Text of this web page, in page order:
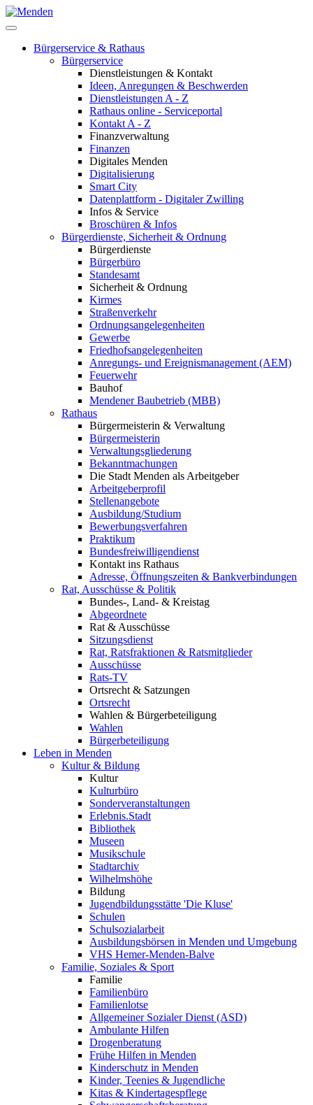
Bürgerservice & Rathaus
Bürgerservice
Dienstleistungen & Kontakt
Ideen, Anregungen & Beschwerden
Dienstleistungen A - Z
Rathaus online - Serviceportal
Kontakt A - Z
Finanzverwaltung
Finanzen
Digitales Menden
Digitalisierung
Smart City
Datenplattform - Digitaler Zwilling
Infos & Service
Broschüren & Infos
Bürgerdienste, Sicherheit & Ordnung
Bürgerdienste
Bürgerbüro
Standesamt
Sicherheit & Ordnung
Kirmes
Straßenverkehr
Ordnungsangelegenheiten
Gewerbe
Friedhofsangelegenheiten
Anregungs- und Ereignismanagement (AEM)
Feuerwehr
Bauhof
Mendener Baubetrieb (MBB)
Rathaus
Bürgermeisterin & Verwaltung
Bürgermeisterin
Verwaltungsgliederung
Bekanntmachungen
Die Stadt Menden als Arbeitgeber
Arbeitgeberprofil
Stellenangebote
Ausbildung/Studium
Bewerbungsverfahren
Praktikum
Bundesfreiwilligendienst
Kontakt ins Rathaus
Adresse, Öffnungszeiten & Bankverbindungen
Rat, Ausschüsse & Politik
Bundes-, Land- & Kreistag
Abgeordnete
Rat & Ausschüsse
Sitzungsdienst
Rat, Ratsfraktionen & Ratsmitglieder
Ausschüsse
Rats-TV
Ortsrecht & Satzungen
Ortsrecht
Wahlen & Bürgerbeteiligung
Wahlen
Bürgerbeteiligung
Leben in Menden
Kultur & Bildung
Kultur
Kulturbüro
Sonderveranstaltungen
Erlebnis.Stadt
Bibliothek
Museen
Musikschule
Stadtarchiv
Wilhelmshöhe
Bildung
Jugendbildungsstätte 'Die Kluse'
Schulen
Schulsozialarbeit
Ausbildungsbörsen in Menden und Umgebung
VHS Hemer-Menden-Balve
Familie, Soziales & Sport
Familie
Familienbüro
Familienlotse
Allgemeiner Sozialer Dienst (ASD)
Ambulante Hilfen
Drogenberatung
Frühe Hilfen in Menden
Kinderschutz in Menden
Kinder, Teenies & Jugendliche
Kitas & Kindertagespflege